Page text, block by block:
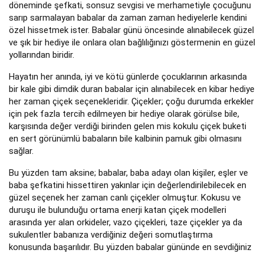
döneminde şefkati, sonsuz sevgisi ve merhametiyle çocuğunu
sarıp sarmalayan babalar da zaman zaman hediyelerle kendini
özel hissetmek ister. Babalar günü öncesinde alınabilecek güzel
ve şık bir hediye ile onlara olan bağlılığınızı göstermenin en güzel
yollarından biridir.
Hayatın her anında, iyi ve kötü günlerde çocuklarının arkasında
bir kale gibi dimdik duran babalar için alınabilecek en kibar hediye
her zaman çiçek seçenekleridir. Çiçekler; çoğu durumda erkekler
için pek fazla tercih edilmeyen bir hediye olarak görülse bile,
karşısında değer verdiği birinden gelen mis kokulu çiçek buketi
en sert görünümlü babaların bile kalbinin pamuk gibi olmasını
sağlar.
Bu yüzden tam aksine; babalar, baba adayı olan kişiler, eşler ve
baba şefkatini hissettiren yakınlar için değerlendirilebilecek en
güzel seçenek her zaman canlı çiçekler olmuştur. Kokusu ve
duruşu ile bulunduğu ortama enerji katan çiçek modelleri
arasında yer alan orkideler, vazo çiçekleri, taze çiçekler ya da
sukulentler babanıza verdiğiniz değeri somutlaştırma
konusunda başarılıdır. Bu yüzden babalar gününde en sevdiğiniz